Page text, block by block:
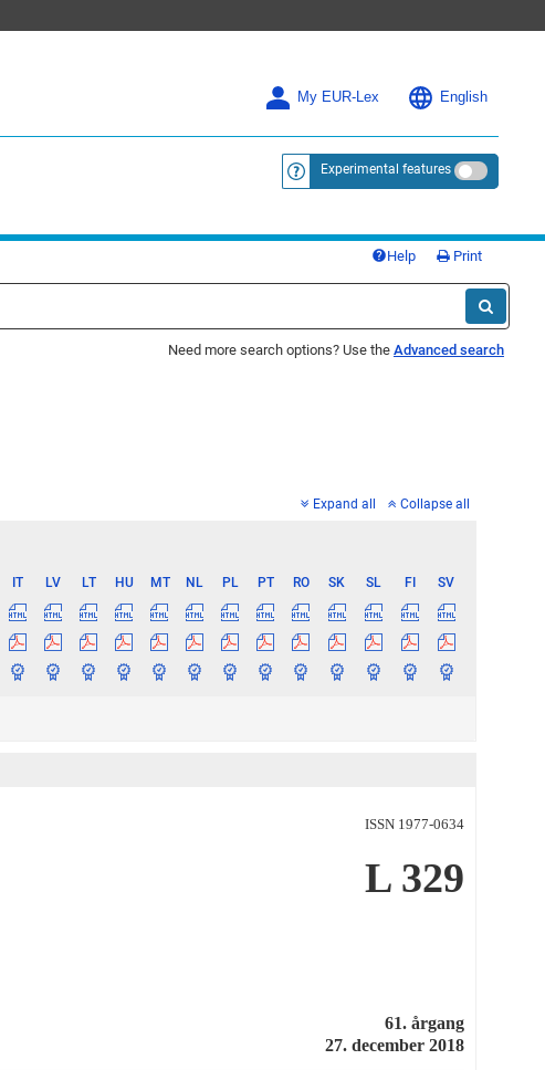
My EUR-Lex English
<a href="https://eur-lex.europa.eu/
Experimental features
Help Print
Need more search options? Use the Advanced search
Expand all Collapse all
IT LV LT HU MT NL PL PT RO SK SL FI
SV
ISSN 1977-0634
L 329
61. årgang
27. december 2018